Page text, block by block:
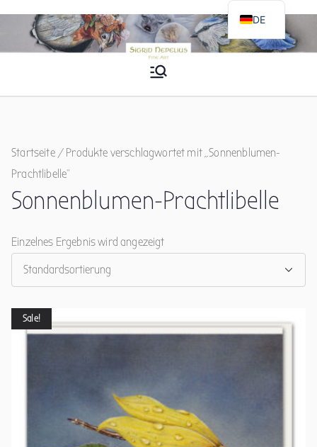
springen
Sigrid Nepelius
Fine Art
Startseite/ Produkte verschlagwortet mit „Sonnenblumen-
Prachtlibelle“
Sonnenblumen-Prachtlibelle
Einzelnes Ergebnis wird angezeigt
Sale!
DE
EN